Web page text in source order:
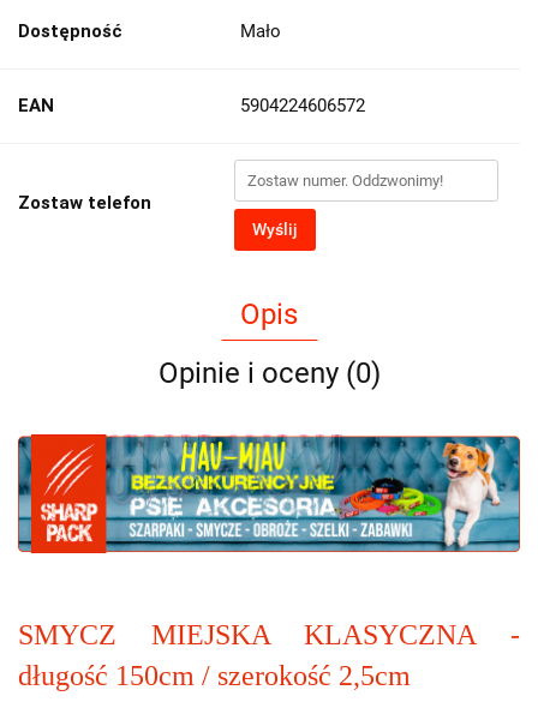
Dostępność Mało
EAN 5904224606572
Zostaw telefon
Wyślij
Opis
Opinie i oceny (0)
SMYCZ MIEJSKA KLASYCZNA -
długość 150cm / szerokość 2,5cm